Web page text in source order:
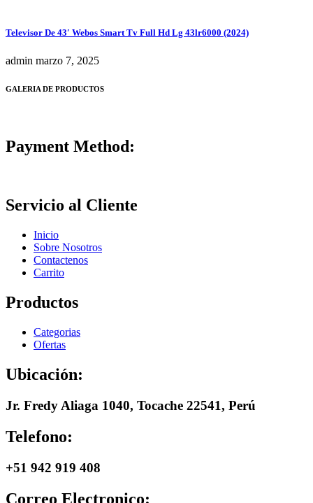
Televisor De 43′ Webos Smart Tv Full Hd Lg 43lr6000 (2024)
admin marzo 7, 2025
GALERIA DE PRODUCTOS
Payment Method:
Servicio al Cliente
Inicio
Sobre Nosotros
Contactenos
Carrito
Productos
Categorias
Ofertas
Ubicación:
Jr. Fredy Aliaga 1040, Tocache 22541, Perú
Telefono:
+51 942 919 408
Correo Electronico: